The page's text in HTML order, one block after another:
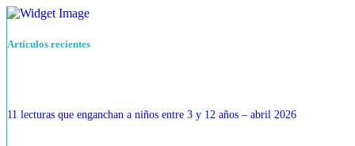
Artículos recientes
11 lecturas que enganchan a niños entre 3 y 12 años – abril 2026